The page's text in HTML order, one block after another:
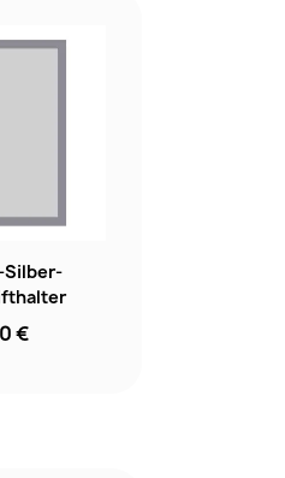
Silber-
€